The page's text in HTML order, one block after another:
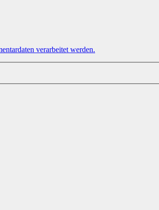
verarbeitet werden.